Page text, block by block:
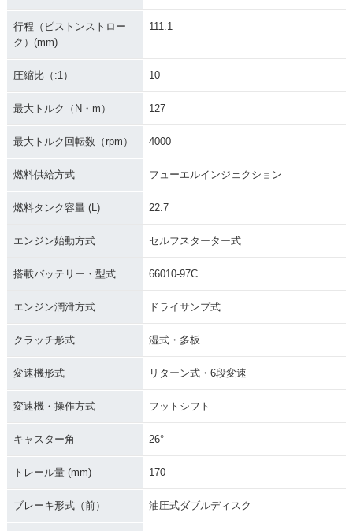
行程（ピストンストロー
ク）(mm)
111.1
圧縮比（:1） 10
最大トルク（N・m） 127
最大トルク回転数（rpm） 4000
燃料供給方式 フューエルインジェクション
燃料タンク容量 (L) 22.7
エンジン始動方式 セルフスターター式
搭載バッテリー・型式 66010-97C
エンジン潤滑方式 ドライサンプ式
クラッチ形式 湿式・多板
変速機形式 リターン式・6段変速
変速機・操作方式 フットシフト
キャスター角 26°
トレール量 (mm) 170
ブレーキ形式（前） 油圧式ダブルディスク